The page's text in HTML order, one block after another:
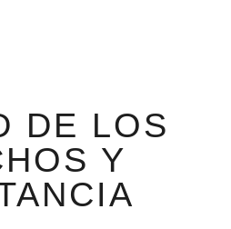
DE LOS
Y